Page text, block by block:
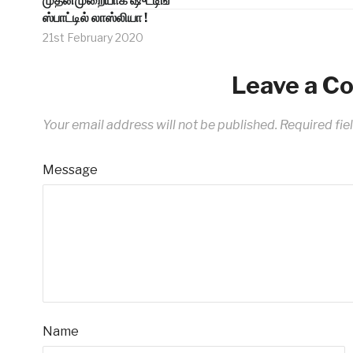
ஸ்பாட்டில் லாஸ்லியா !
21st February 2020
Leave a
Your email address will not be published. Required
Message
Name